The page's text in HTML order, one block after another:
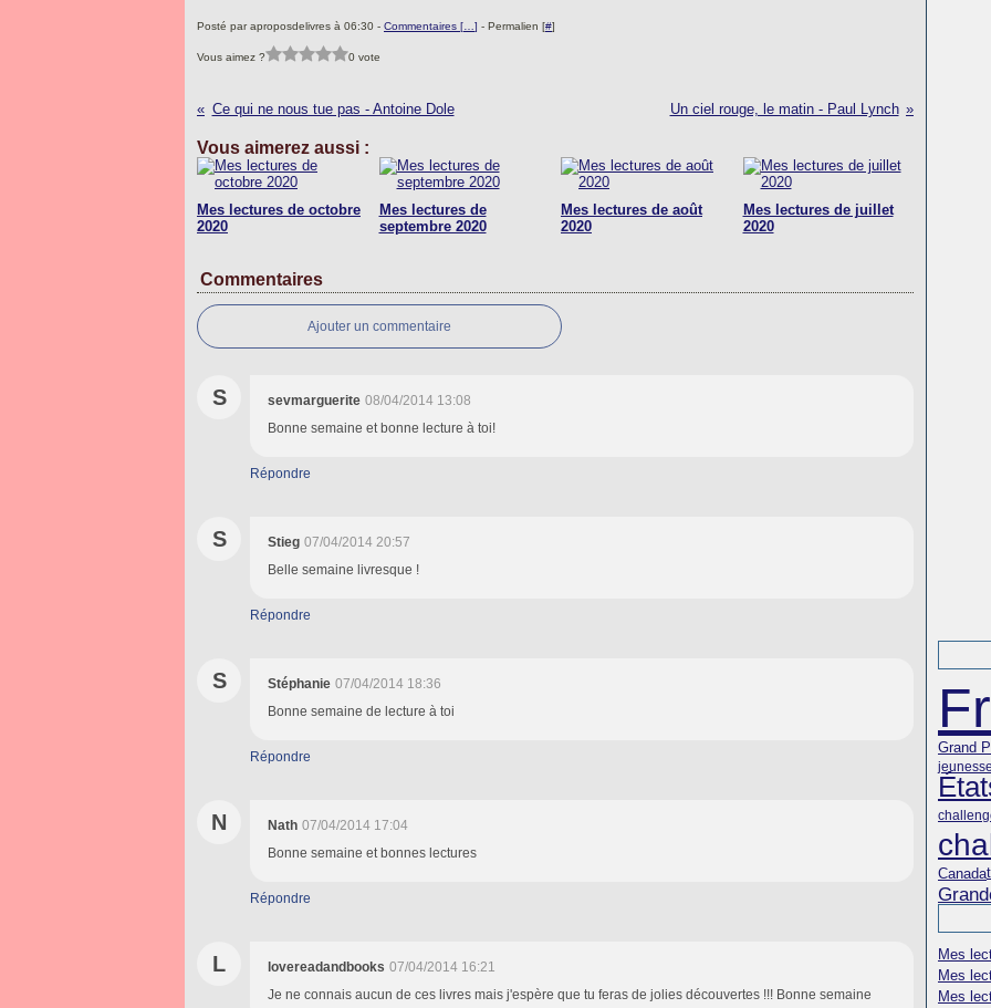
Posté par aproposdelivres à 06:30 - Commentaires [ ] - Permalien [#]
Vous aimez ? 0 vote
Ce qui ne nous tue pas - Antoine Dole Un ciel rouge, le matin - Paul Lynch
Vous aimerez aussi :
Mes lectures de octobre
2020
Mes lectures de
septembre 2020
Mes lectures de août
2020
Mes lectures de juillet
2020
Commentaires
Ajouter un commentaire
S sevmarguerite 08/04/2014 13:08
Bonne semaine et bonne lecture à toi!
Répondre
S Stieg 07/04/2014 20:57
Belle semaine livresque !
Répondre
S Stéphanie 07/04/2014 18:36
Bonne semaine de lecture à toi
Répondre
N Nath 07/04/2014 17:04
Bonne semaine et bonnes lectures
Répondre
L lovereadandbooks 07/04/2014 16:21
Je ne connais aucun de ces livres mais j'espère que tu feras de jolies découvertes !!! Bonne semaine
Grand
jeunesse
Canada
Mes
Mes
Mes